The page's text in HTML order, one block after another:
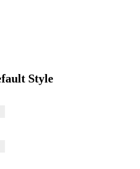
Style